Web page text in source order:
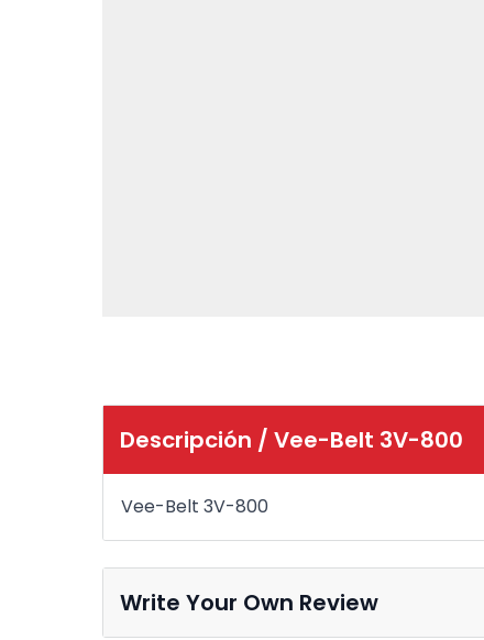
Descripción / Vee-Belt 3V-800
Vee-Belt 3V-800
Write Your Own Review